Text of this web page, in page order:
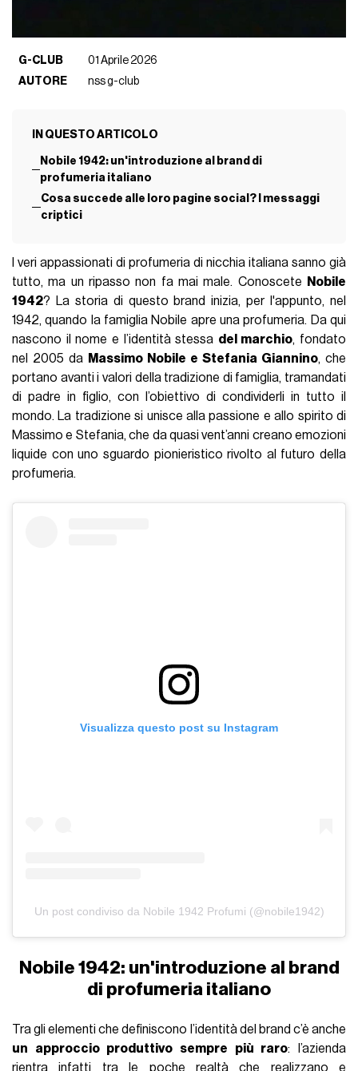
G-CLUB
01 Aprile 2026
AUTORE
nss g-club
IN QUESTO ARTICOLO
Nobile 1942: un'introduzione al brand di
profumeria italiano
Cosa succede alle loro pagine social? I messaggi
criptici
I veri appassionati di profumeria di nicchia italiana sanno già
tutto, ma un ripasso non fa mai male. Conoscete
Nobile
1942? La storia di questo brand inizia, per l'appunto, nel
1942, quando la famiglia Nobile apre una profumeria. Da qui
nascono il nome e l’identità stessa del marchio, fondato
nel 2005 da Massimo Nobile e Stefania Giannino, che
portano avanti i valori della tradizione di famiglia, tramandati
di padre in figlio, con l’obiettivo di condividerli in tutto il
mondo. La tradizione si unisce alla passione e allo spirito di
Massimo e Stefania, che da quasi vent’anni creano emozioni
liquide con uno sguardo pionieristico rivolto al futuro della
profumeria.
Visualizza questo post su Instagram
Un post condiviso da Nobile 1942 Profumi (@nobile1942)
Nobile 1942: un'introduzione al brand
di profumeria italiano
Tra gli elementi che definiscono l’identità del brand c’è anche
un approccio produttivo sempre più raro: l’azienda
rientra infatti tra le poche realtà che realizzano e